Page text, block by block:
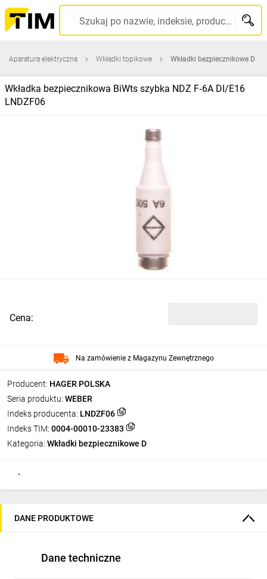
Szukaj po nazwie, indeksie, producencie, kodzie kreskowym...
Aparatura elektryczna Wkładki topikowe Wkładki bezpiecznikowe D
Wkładka bezpiecznikowa BiWts szybka NDZ F‑6A DI/E16
LNDZF06
Producent: HAGER POLSKA
Seria produktu: WEBER
Indeks producenta: LNDZF06
Indeks TIM: 0004-00010-23383
Kategoria: Wkładki bezpiecznikowe D
Cena:
Na zamówienie z Magazynu Zewnętrznego
DANE PRODUKTOWE
Dane techniczne